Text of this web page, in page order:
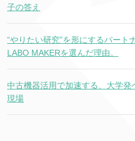
子の答え
“やりたい研究”を形にするパート
LABO MAKERを選んだ理由。
中古機器活用で加速する、大学
現場